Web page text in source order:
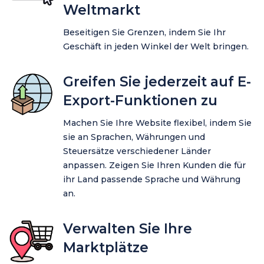
Weltmarkt
Beseitigen Sie Grenzen, indem Sie Ihr
Geschäft in jeden Winkel der Welt bringen.
Greifen Sie jederzeit auf E-
Export-Funktionen zu
Machen Sie Ihre Website flexibel, indem Sie
sie an Sprachen, Währungen und
Steuersätze verschiedener Länder
anpassen. Zeigen Sie Ihren Kunden die für
ihr Land passende Sprache und Währung
an.
Verwalten Sie Ihre
Marktplätze